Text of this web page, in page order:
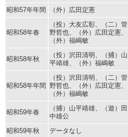
昭和57年年間
（外）広田定憲
昭和58年春
（投）大友広彰、（二）管
野哲也、（外）広田定憲、
（外）福嶋敏
昭和58年秋
（投）沢田清明、（捕）山
平靖雄、（外）福嶋敏
昭和58年年間
（投）沢田清明、（二）管
野哲也、（外）広田定憲、
（外）福嶋敏
昭和59年春
（捕）山平靖雄、（遊）田
中雄公
昭和59年秋 データなし